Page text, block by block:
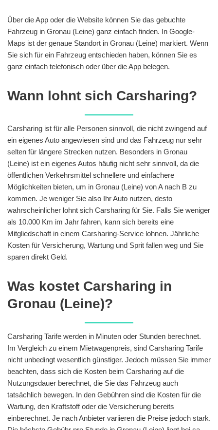
Über die App oder die Website können Sie das gebuchte
Fahrzeug in Gronau (Leine) ganz einfach finden. In Google-
Maps ist der genaue Standort in Gronau (Leine) markiert. Wenn
Sie sich für ein Fahrzeug entschieden haben, können Sie es
ganz einfach telefonisch oder über die App belegen.
Wann lohnt sich Carsharing?
Carsharing ist für alle Personen sinnvoll, die nicht zwingend auf
ein eigenes Auto angewiesen sind und das Fahrzeug nur sehr
selten für längere Strecken nutzen. Besonders in Gronau
(Leine) ist ein eigenes Autos häufig nicht sehr sinnvoll, da die
öffentlichen Verkehrsmittel schnellere und einfachere
Möglichkeiten bieten, um in Gronau (Leine) von A nach B zu
kommen. Je weniger Sie also Ihr Auto nutzen, desto
wahrscheinlicher lohnt sich Carsharing für Sie. Falls Sie weniger
als 10.000 Km im Jahr fahren, kann sich bereits eine
Mitgliedschaft in einem Carsharing-Service lohnen. Jährliche
Kosten für Versicherung, Wartung und Sprit fallen weg und Sie
sparen direkt Geld.
Was kostet Carsharing in
Gronau (Leine)?
Carsharing Tarife werden in Minuten oder Stunden berechnet.
Im Vergleich zu einem Mietwagenpreis, sind Carsharing Tarife
nicht unbedingt wesentlich günstiger. Jedoch müssen Sie immer
beachten, dass sich die Kosten beim Carsharing auf die
Nutzungsdauer berechnet, die Sie das Fahrzeug auch
tatsächlich bewegen. In den Gebühren sind die Kosten für die
Wartung, den Kraftstoff oder die Versicherung bereits
einberechnet. Je nach Anbieter variieren die Preise jedoch stark.